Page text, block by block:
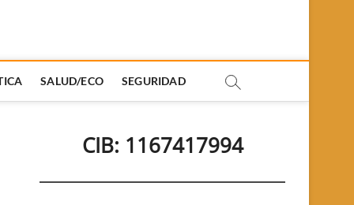
SALUD/ECO SEGURIDAD
CIB: 1167417994